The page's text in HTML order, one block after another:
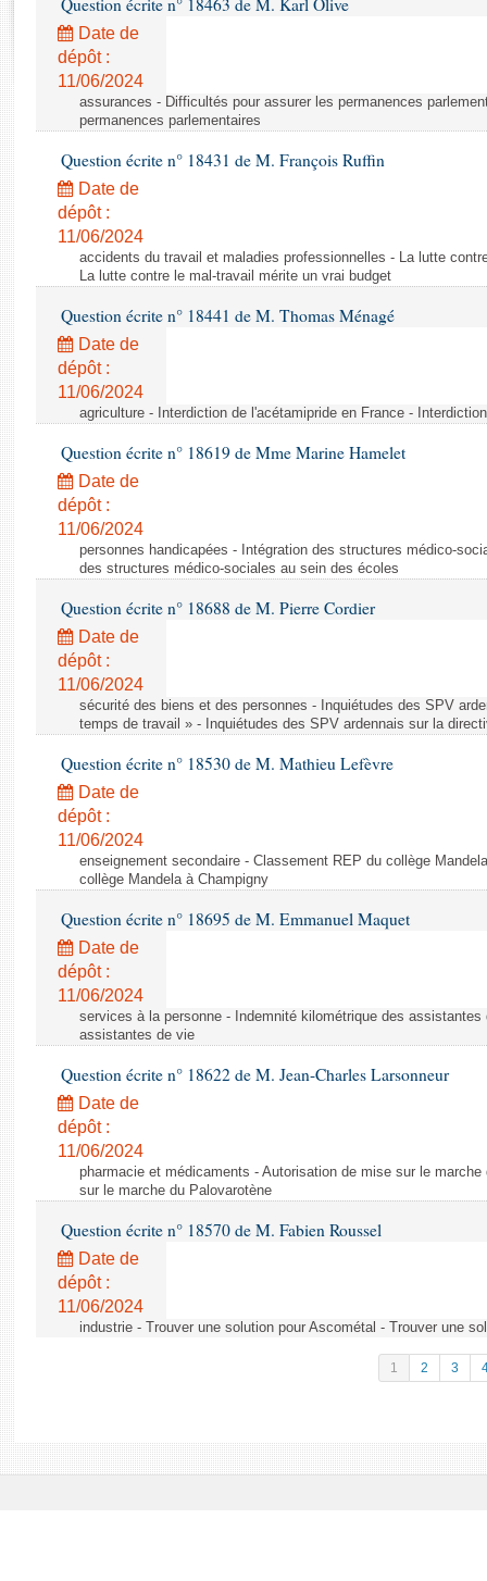
Rapports d'enquête
Rapports législatifs
Rapports sur l'application des lois
Baromètre de l’application des lois
Budget et sécurité sociale
Questions écrites et orales
Comptes rendus des débats
Question écrite n° 18463 de M. Karl Olive
Date de
dépôt :
11/06/2024
assurances - Difficultés pour assurer les permanences
permanences parlementaires
Question écrite n° 18431 de M. François Ruffin
Date de
dépôt :
11/06/2024
accidents du travail et maladies professionnelles - La lutte
La lutte contre le mal-travail mérite un vrai budget
Question écrite n° 18441 de M. Thomas Ménagé
Date de
dépôt :
11/06/2024
agriculture - Interdiction de l'acétamipride en France -
Question écrite n° 18619 de Mme Marine Hamelet
Date de
dépôt :
11/06/2024
personnes handicapées - Intégration des structures médico-
des structures médico-sociales au sein des écoles
Question écrite n° 18688 de M. Pierre Cordier
Date de
dépôt :
11/06/2024
sécurité des biens et des personnes - Inquiétudes des SPV
temps de travail » - Inquiétudes des SPV ardennais sur la
Question écrite n° 18530 de M. Mathieu Lefèvre
Date de
dépôt :
11/06/2024
enseignement secondaire - Classement REP du collège
collège Mandela à Champigny
Question écrite n° 18695 de M. Emmanuel Maquet
Date de
dépôt :
11/06/2024
services à la personne - Indemnité kilométrique des
assistantes de vie
Question écrite n° 18622 de M. Jean-Charles Larsonneur
Date de
dépôt :
11/06/2024
pharmacie et médicaments - Autorisation de mise sur le
sur le marche du Palovarotène
Question écrite n° 18570 de M. Fabien Roussel
Date de
dépôt :
11/06/2024
industrie - Trouver une solution pour Ascométal - Trouver une
1 2 3